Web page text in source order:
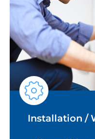
Installation /